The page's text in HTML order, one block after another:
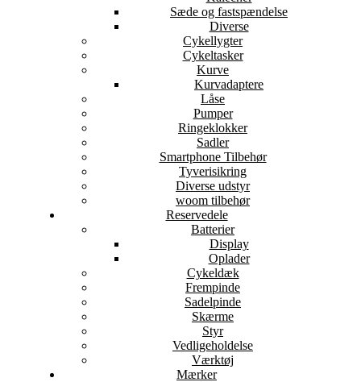
Sæde og fastspændelse
Diverse
Cykellygter
Cykeltasker
Kurve
Kurvadaptere
Låse
Pumper
Ringeklokker
Sadler
Smartphone Tilbehør
Tyverisikring
Diverse udstyr
woom tilbehør
Reservedele
Batterier
Display
Oplader
Cykeldæk
Frempinde
Sadelpinde
Skærme
Styr
Vedligeholdelse
Værktøj
Mærker